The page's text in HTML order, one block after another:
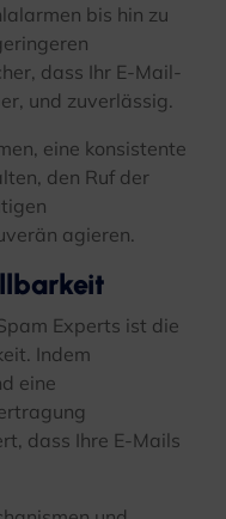
bis hin zu
dass Ihr E-Mail-
und zuverlässig.
eine konsistente
den Ruf der
agieren.
Experts ist die
Indem
eine
dass Ihre E-Mails